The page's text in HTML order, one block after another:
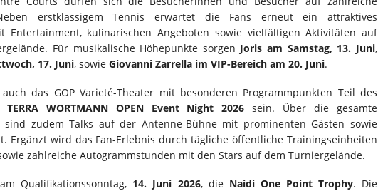
erstklassigem Tennis erwartet die Fans erneut ein attraktives
Entertainment, kulinarischen Angeboten sowie vielfältigen Aktivitäten auf
Für musikalische Höhepunkte sorgen Joris am Samstag, 13. Juni,
17. Juni, sowie Giovanni Zarrella im VIP-Bereich am 20. Juni.
das GOP Varieté-Theater mit besonderen Programmpunkten Teil des
TERRA WORTMANN OPEN Event Night 2026 sein. Über die gesamte
sind zudem Talks auf der Antenne-Bühne mit prominenten Gästen sowie
Ergänzt wird das Fan-Erlebnis durch tägliche öffentliche Trainingseinheiten
zahlreiche Autogrammstunden mit den Stars auf dem Turniergelände.
Qualifikationssonntag, 14. Juni 2026, die Naidi One Point Trophy. Die